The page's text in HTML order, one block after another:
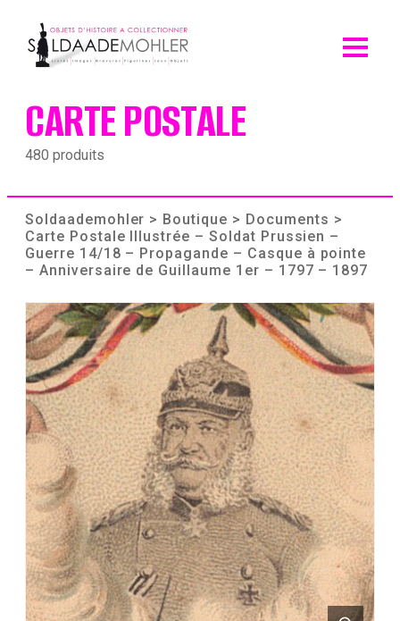
content
CARTE POSTALE
480 produits
Soldaademohler > Boutique > Documents >
Carte Postale Illustrée – Soldat Prussien –
Guerre 14/18 – Propagande – Casque à pointe
– Anniversaire de Guillaume 1er – 1797 – 1897